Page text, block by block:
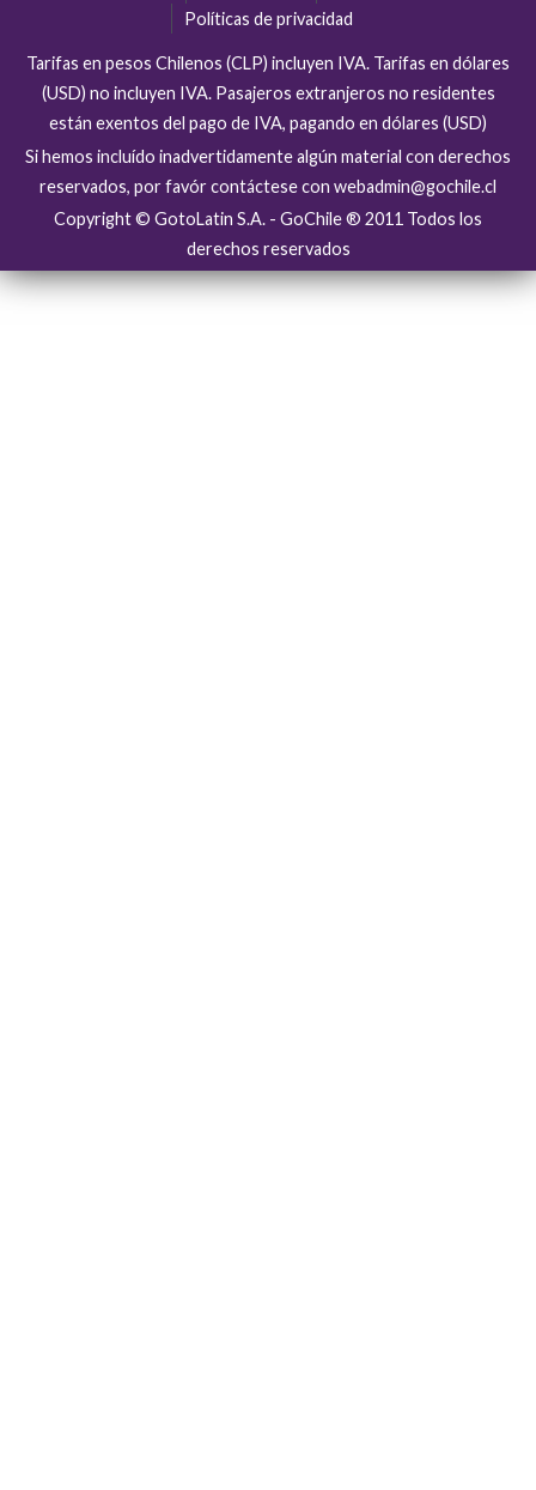
Políticas de privacidad
Tarifas en pesos Chilenos (CLP) incluyen IVA. Tarifas en dólares
(USD) no incluyen IVA. Pasajeros extranjeros no residentes
están exentos del pago de IVA, pagando en dólares (USD)
Si hemos incluído inadvertidamente algún material con derechos
reservados, por favór contáctese con webadmin@gochile.cl
Copyright © GotoLatin S.A. - GoChile ® 2011 Todos los
derechos reservados